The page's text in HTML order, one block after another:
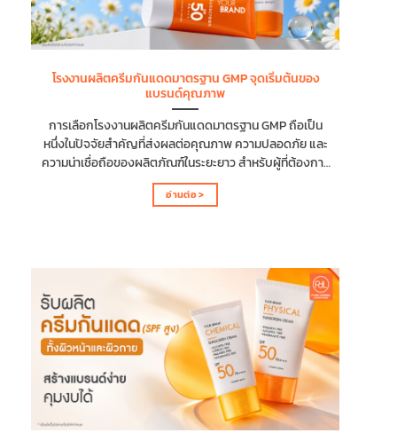
เติบโตสูง เพราะเป็นผลิตภัณฑ์ที่ผู้บริโภคใช้ในชีวิตประจำวัน
ทำให้เกิดการซื้อซ้ำได้ง่าย สามารถพัฒนาสูตรและสร้างจุด
ขายได้หลากหลาย จึงเหมาะสำหรับผู้ที่ต้องการเริ่มต้นสร้าง
สินค้า นอกจากนี้ครีมทาตัวยังเป็นสินค้าที่น่าสนใจในการ
สร้างแบรนด์ ดังนี้ ครีมทาตัวเป็นผลิตภัณฑ์ที่ใช้ได้ทุกวัน ครีม
ทาตัวเป็นผลิตภัณฑ์ที่ผู้บริโภคใช้เป็นประจำ...
โรงงานผลิตครีมกันแดดมาตรฐาน GMP จุดเริ่มต้นของ
แบรนด์คุณภาพ
การเลือกโรงงานผลิตครีมกันแดดมาตรฐาน GMP ถือเป็น
หนึ่งในปัจจัยสำคัญที่ส่งผลต่อคุณภาพ ความปลอดภัย และ
ความน่าเชื่อถือของผลิตภัณฑ์ในระยะยาว สำหรับผู้ที่ต้องการ
สร้างแบรนด์ครีมกันแดดการเลือกโรงงานที่ได้มาตรฐาน
GMP จึงเป็นทางเลือกที่ดีที่จะช่วยให้เจ้าของแบรนด์มั่นใจได้
ที่ควรพิจารณาในการเลือกโรงงาน เพื่อสร้างผลิตภัณฑ์
คุณภาพและเพิ่มความน่าเชื่อถือให้กับแบรนด์ในระยะยาว
โรงงานผลิตครีมกันแดดมาตรฐาน GMP คืออะไร ? โรงงาน
ผลิตครีมกันแดดมาตรฐาน GMP (Good Manufacturing
Practice) คือ โรงงานที่ดำเนินการผลิตเครื่องสำอางตาม
หลักเกณฑ์และวิธีการที่ดีในการผลิต เพื่อควบคุมคุณภาพ
ความสะอาด ความปลอดภัย และมาตรฐานในทุกขั้นตอนการ
ผลิต ช่วยให้เจ้าของแบรนด์และผู้บริโภคมั่นใจได้ว่าครีม
กันแดดที่ผลิตออกมา...
อ่านต่อ >